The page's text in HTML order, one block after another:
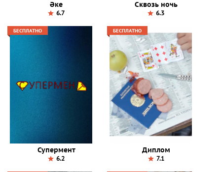
Әке
6.7
Сквозь ночь
6.3
БЕСПЛАТНО
Супермент
6.2
БЕСПЛАТНО
Диплом
7.1